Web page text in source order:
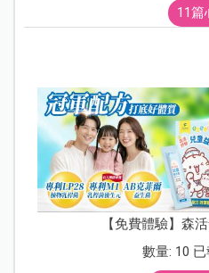
11篇
【免費體驗】森
數量: 10